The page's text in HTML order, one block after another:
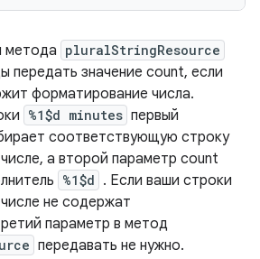
метода pluralStringResource
передать значение count, если
форматирование числа.
%1$d minutes первый
соответствующую строку
а второй параметр count
%1$d . Если ваши строки
не содержат
параметр в метод
передавать не нужно.